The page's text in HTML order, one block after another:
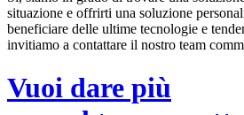
situazione e offrirti una soluzione
beneficiare delle ultime tecnologie e
invitiamo a contattare il nostro team
Vuoi dare più